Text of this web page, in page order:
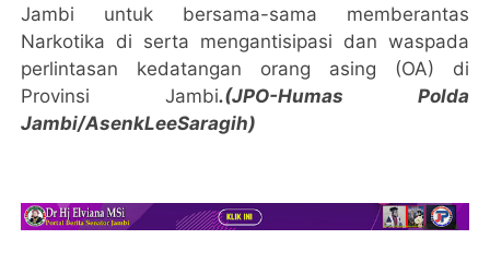
Jambi untuk bersama-sama memberantas
Narkotika di serta mengantisipasi dan waspada
perlintasan kedatangan orang asing (OA) di
Provinsi Jambi.(JPO-Humas Polda
Jambi/AsenkLeeSaragih)